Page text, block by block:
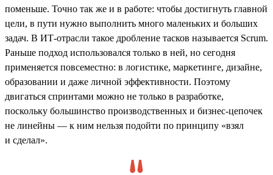
поменьше. Точно так же и в работе: чтобы достигнуть главной
цели, в пути нужно выполнить много маленьких и больших
задач. В ИТ-отрасли такое дробление тасков называется Scrum.
Раньше подход использовался только в ней, но сегодня
применяется повсеместно: в логистике, маркетинге, дизайне,
образовании и даже личной эффективности. Поэтому
двигаться спринтами можно не только в разработке,
поскольку большинство производственных и бизнес-цепочек
не линейны — к ним нельзя подойти по принципу «взял
и сделал».